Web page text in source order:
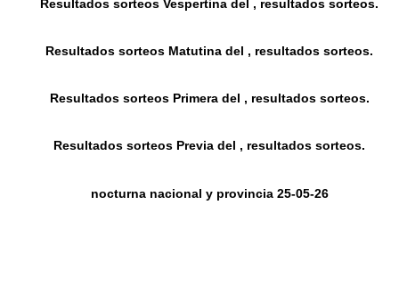
Resultados sorteos Vespertina del , resultados sorteos.
Resultados sorteos Matutina del , resultados sorteos.
Resultados sorteos Primera del , resultados sorteos.
Resultados sorteos Previa del , resultados sorteos.
nocturna nacional y provincia 25-05-26